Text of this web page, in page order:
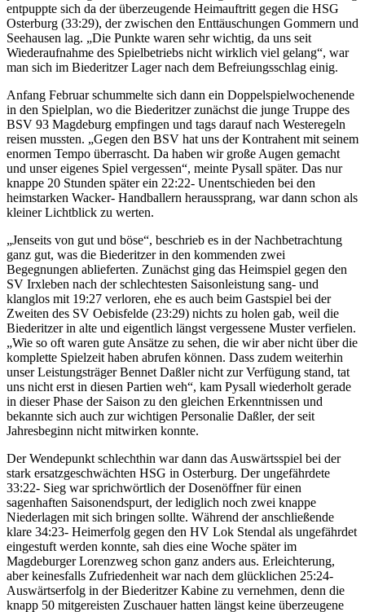
entpuppte sich da der überzeugende Heimauftritt gegen die HSG
Osterburg (33:29), der zwischen den Enttäuschungen Gommern und
Seehausen lag. „Die Punkte waren sehr wichtig, da uns seit
Wiederaufnahme des Spielbetriebs nicht wirklich viel gelang“, war
man sich im Biederitzer Lager nach dem Befreiungsschlag einig.
Anfang Februar schummelte sich dann ein Doppelspielwochenende
in den Spielplan, wo die Biederitzer zunächst die junge Truppe des
BSV 93 Magdeburg empfingen und tags darauf nach Westeregeln
reisen mussten. „Gegen den BSV hat uns der Kontrahent mit seinem
enormen Tempo überrascht. Da haben wir große Augen gemacht
und unser eigenes Spiel vergessen“, meinte Pysall später. Das nur
knappe 20 Stunden später ein 22:22- Unentschieden bei den
heimstarken Wacker- Handballern heraussprang, war dann schon als
kleiner Lichtblick zu werten.
„Jenseits von gut und böse“, beschrieb es in der Nachbetrachtung
ganz gut, was die Biederitzer in den kommenden zwei
Begegnungen ablieferten. Zunächst ging das Heimspiel gegen den
SV Irxleben nach der schlechtesten Saisonleistung sang- und
klanglos mit 19:27 verloren, ehe es auch beim Gastspiel bei der
Zweiten des SV Oebisfelde (23:29) nichts zu holen gab, weil die
Biederitzer in alte und eigentlich längst vergessene Muster verfielen.
„Wie so oft waren gute Ansätze zu sehen, die wir aber nicht über die
komplette Spielzeit haben abrufen können. Dass zudem weiterhin
unser Leistungsträger Bennet Daßler nicht zur Verfügung stand, tat
uns nicht erst in diesen Partien weh“, kam Pysall wiederholt gerade
in dieser Phase der Saison zu den gleichen Erkenntnissen und
bekannte sich auch zur wichtigen Personalie Daßler, der seit
Jahresbeginn nicht mitwirken konnte.
Der Wendepunkt schlechthin war dann das Auswärtsspiel bei der
stark ersatzgeschwächten HSG in Osterburg. Der ungefährdete
33:22- Sieg war sprichwörtlich der Dosenöffner für einen
sagenhaften Saisonendspurt, der lediglich noch zwei knappe
Niederlagen mit sich bringen sollte. Während der anschließende
klare 34:23- Heimerfolg gegen den HV Lok Stendal als ungefährdet
eingestuft werden konnte, sah dies eine Woche später im
Magdeburger Lorenzweg schon ganz anders aus. Erleichterung,
aber keinesfalls Zufriedenheit war nach dem glücklichen 25:24-
Auswärtserfolg in der Biederitzer Kabine zu vernehmen, denn die
knapp 50 mitgereisten Zuschauer hatten längst keine überzeugene